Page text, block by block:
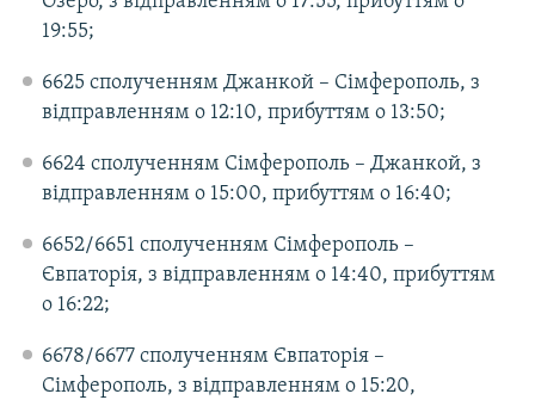
19:55;
6625 сполученням Джанкой – Сімферополь, з
відправленням о 12:10, прибуттям о 13:50;
6624 сполученням Сімферополь – Джанкой, з
відправленням о 15:00, прибуттям о 16:40;
6652/6651 сполученням Сімферополь –
Євпаторія, з відправленням о 14:40, прибуттям
о 16:22;
6678/6677 сполученням Євпаторія –
Сімферополь, з відправленням о 15:20,